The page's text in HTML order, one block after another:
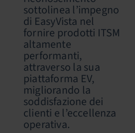
sottolinea l’impegno
di EasyVista nel
fornire prodotti ITSM
altamente
performanti,
attraverso la sua
piattaforma EV,
migliorando la
soddisfazione dei
clienti e l’eccellenza
operativa.